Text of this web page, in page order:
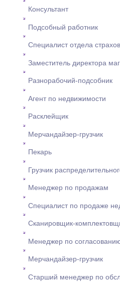
Консультант
Подсобный работник
Специалист отдела
Заместитель директора
Разнорабочий-подсобник
Агент по недвижимости
Расклейщик
Мерчандайзер-грузчик
Пекарь
Грузчик
Менеджер по продажам
Специалист по продаже
Сканировщик-
Менеджер по
Мерчандайзер-грузчик
Старший менеджер по